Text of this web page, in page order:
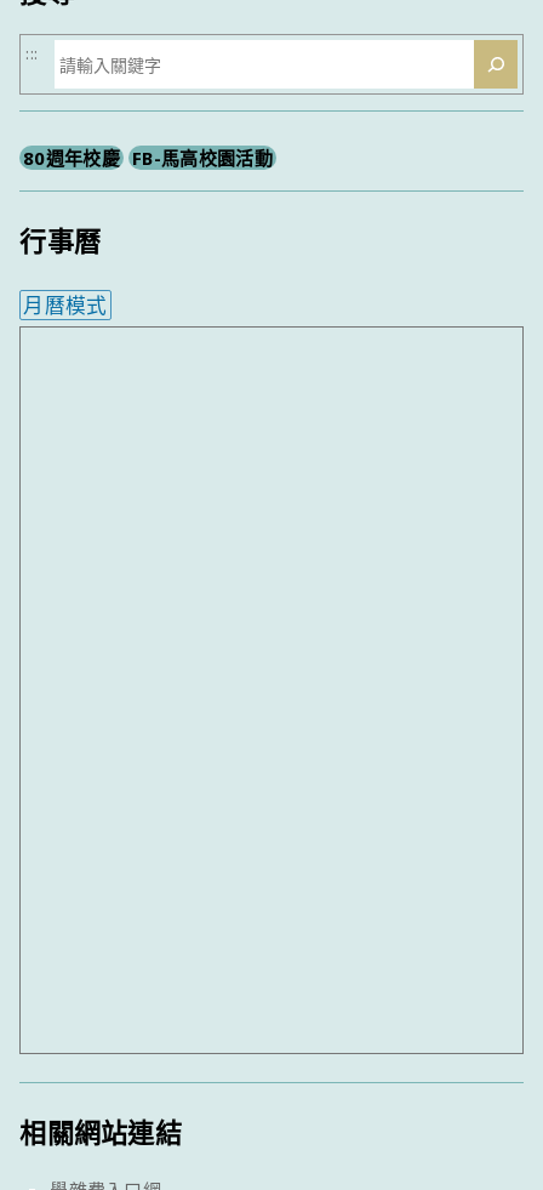
搜
尋
:::
80週年校慶 FB-馬高校園活動
行事曆
月曆模式
相關網站連結